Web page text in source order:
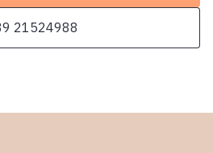
21524988